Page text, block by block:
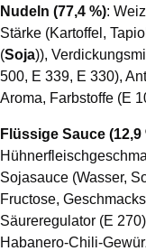
Nudeln (77,4 %):
Stärke (Kartoffel,
(Soja)),
500, E 339, E 330),
Aroma, Farbstoffe (E
Flüssige Sauce (12,9
Sojasauce (Wasser,
Fructose,
Säureregulator (E
Habanero-Chili-